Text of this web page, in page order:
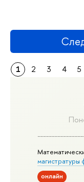
магистратуры
онлайн
1 2 3 4 5